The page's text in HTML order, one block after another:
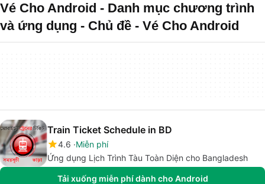
Vé Cho Android - Danh mục chương trình
và ứng dụng - Chủ đề - Vé Cho Android
Train Ticket Schedule in BD
4.6 Miễn phí
Ứng dụng Lịch Trình Tàu Toàn Diện cho Bangladesh
Tải xuống miễn phí dành cho Android